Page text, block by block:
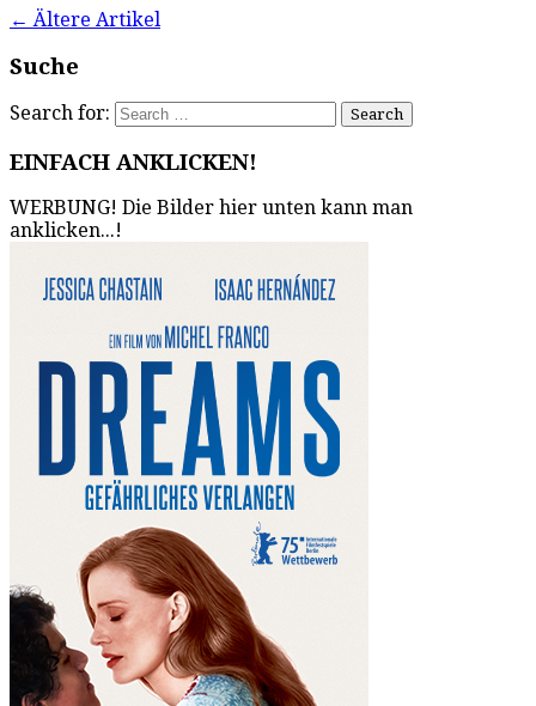
← Ältere Artikel
Suche
Search for:
EINFACH ANKLICKEN!
WERBUNG! Die Bilder hier unten kann man
anklicken...!